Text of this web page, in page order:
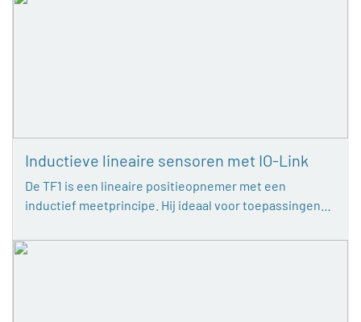
Inductieve lineaire sensoren met IO-Link
De TF1 is een lineaire positieopnemer met een
inductief meetprincipe. Hij ideaal voor toepassingen…